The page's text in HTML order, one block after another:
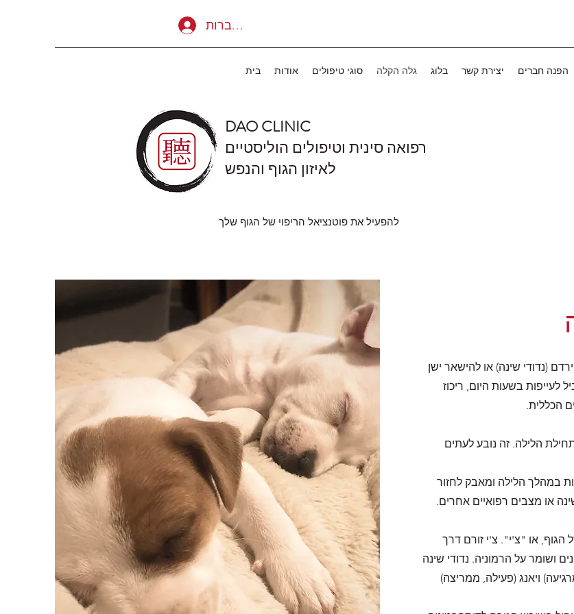
להתחברות
DAO CLINIC
רפואה סינית וטיפולים הוליסטיים
לאיזון הגוף והנפש
להפעיל את פוטנציאל הריפוי של הגוף שלך
בית אודות סוגי טיפולים גלה הקלה בלוג יצירת קשר הפנה חברים
(נדודי שינה) או להישאר ישן
לעייפות בשעות היום, ריכוז
הכללית.
הלילה. זה נובע לעתים
במהלך הלילה ומאבק לחזור
או מצבים רפואיים אחרים.
הגוף, או "צ'י". צ'י זורם דרך
ושומר על הרמוניה. נדודי שינה
ויאנג (פעילה, ממריצה)